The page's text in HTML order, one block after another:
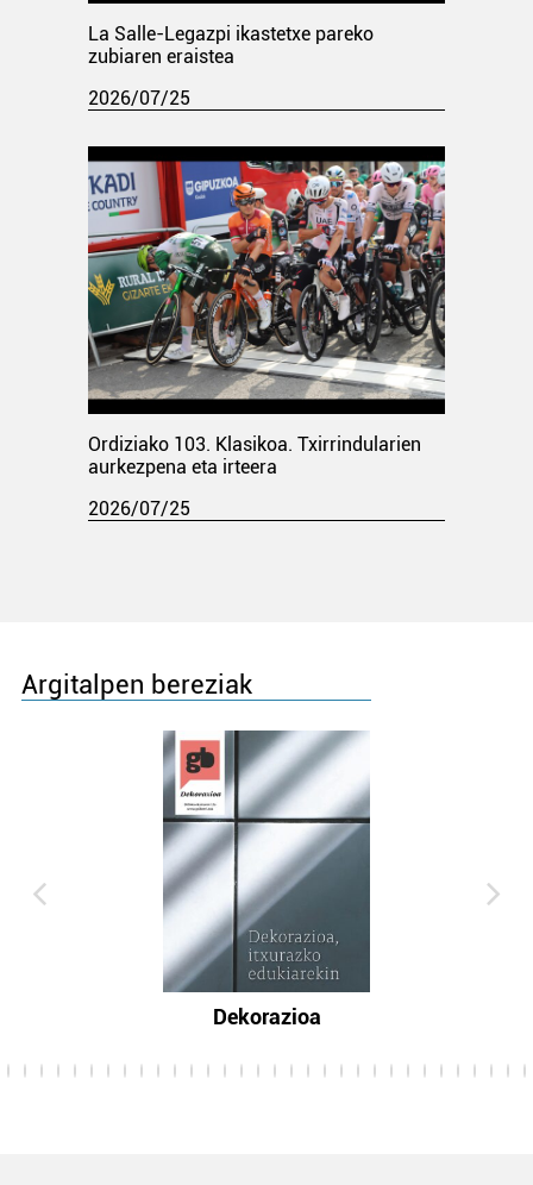
La Salle-Legazpi ikastetxe pareko
zubiaren eraistea
2026/07/25
Ordiziako 103. Klasikoa. Txirrindularien
aurkezpena eta irteera
2026/07/25
Argitalpen bereziak
Dekorazioa